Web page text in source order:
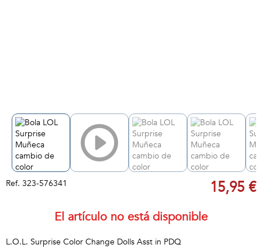
Ref. 323-576341 15,95 €
El artículo no está disponible
L.O.L. Surprise Color Change Dolls Asst in PDQ